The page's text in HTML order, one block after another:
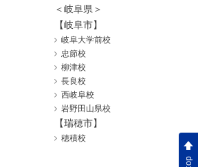
＜岐阜県＞
【岐阜市】
岐阜大学前校
忠節校
柳津校
長良校
西岐阜校
岩野田山県校
【瑞穂市】
穂積校